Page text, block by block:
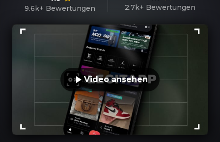
9.6k+ Bewertungen 2.7k+ Bewertungen
Video ansehen